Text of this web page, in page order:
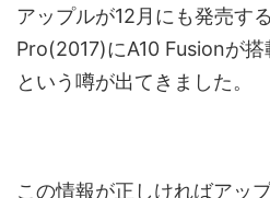
アップルが12月にも発売す
Pro(2017)にA10 Fusionが
という噂が出てきました。
この情報が正しければアッ